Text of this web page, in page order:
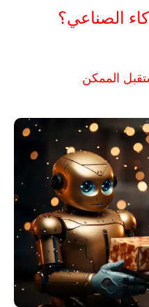
الصناعي؟
الممكن